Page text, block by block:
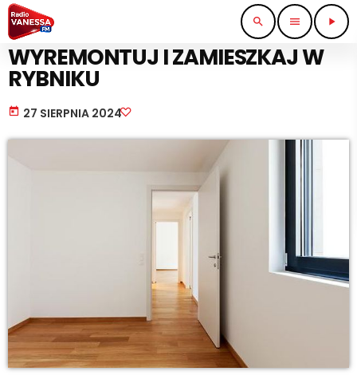
search menu play_arrow
PRACA I BIZNES
WYREMONTUJ I ZAMIESZKAJ W
RYBNIKU
today 27 SIERPNIA 2024